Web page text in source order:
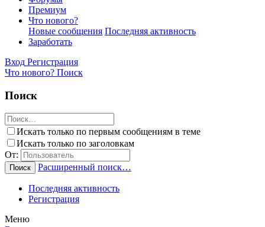
Премиум
Что нового?
Новые сообщения Последняя активность
Заработать
Вход Регистрация
Что нового? Поиск
Поиск
Искать только по первым сообщениям в теме
Искать только по заголовкам
От:
Поиск Расширенный поиск…
Последняя активность
Регистрация
Меню